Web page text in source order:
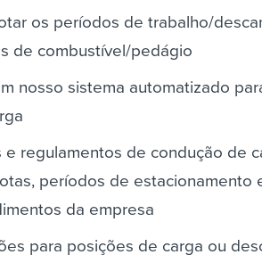
os períodos de trabalho/
de combustível/pedágio
nosso sistema automatizado
e regulamentos de condução de
períodos de estacionamento
da empresa
para posições de carga ou